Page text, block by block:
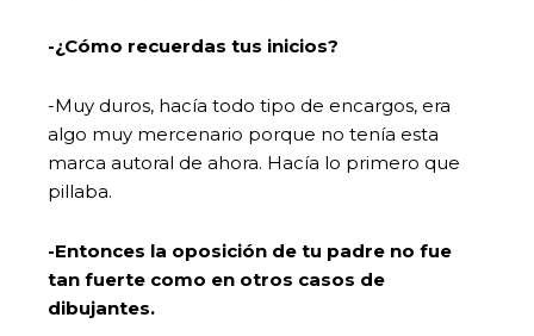
-¿Cómo recuerdas tus inicios?
-Muy duros, hacía todo tipo de encargos, era
algo muy mercenario porque no tenía esta
marca autoral de ahora. Hacía lo primero que
pillaba.
-Entonces la oposición de tu padre no fue
tan fuerte como en otros casos de
dibujantes.